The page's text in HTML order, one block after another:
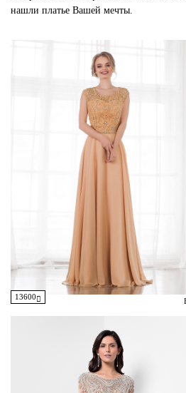
нашли платье Вашей мечты.
13600